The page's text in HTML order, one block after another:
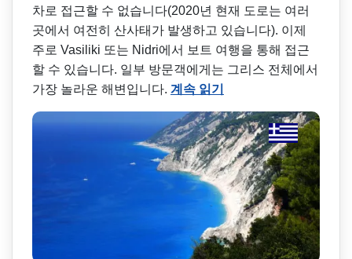
차로 접근할 수 없습니다(2020년 현재 도로는 여러
곳에서 여전히 산사태가 발생하고 있습니다). 이제
주로 Vasiliki 또는 Nidri에서 보트 여행을 통해 접근
할 수 있습니다. 일부 방문객에게는 그리스 전체에서
가장 놀라운 해변입니다. 계속 읽기